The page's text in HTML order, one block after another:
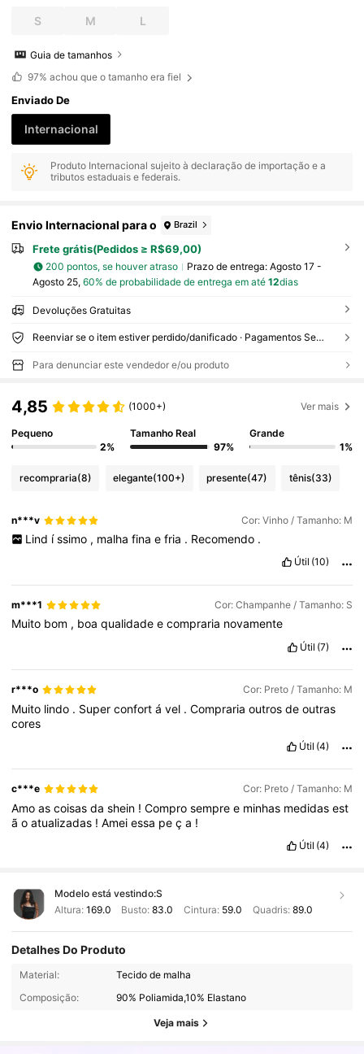
S M L
Guia de tamanhos
97% achou que o tamanho era fiel
Enviado De
Internacional
Produto Internacional sujeito à declaração de importação e a
tributos estaduais e federais.
Envio Internacional para o Brazil
Frete grátis(Pedidos ≥ R$69,00)
200 pontos, se houver atraso Prazo de entrega: Agosto 17 -
Agosto 25, 60% de probabilidade de entrega em até 12dias
Devoluções Gratuitas
Reenviar se o item estiver perdido/danificado · Pagamentos Seguros · Proteção de privacidade
Para denunciar este vendedor e/ou produto
4,85 (1000+) Ver mais
Pequeno
2%
Tamanho Real
97%
Grande
1%
recompraria(8) elegante(100+) presente(47) tênis(33)
n***v Cor: Vinho / Tamanho: M
Lind íssimo , malha fina e fria . Recomendo .
Útil (10)
m***1 Cor: Champanhe / Tamanho: S
Muito bom , boaqualidadeecompraria novamente
Útil (7)
r***o Cor: Preto / Tamanho: M
Muito lindo . Superconfortável .Comprariaoutrosdeoutras
cores
Útil (4)
c***e Cor: Preto / Tamanho: M
Amoascoisasdashein !Comprosempree minhas medidasest
ãoatualizadas !Ameiessa peça !
Útil (4)
Modelo está vestindo:S
Altura: 169.0 Busto:83.0 Cintura: 59.0 Quadris: 89.0
Detalhes Do Produto
Material:
Tecido de malha
Composição:
90% Poliamida,10% Elastano
Veja mais
180K Seguidores